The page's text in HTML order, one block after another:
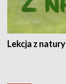
Lekcja z natury